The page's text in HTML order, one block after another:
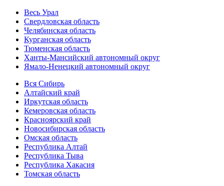
Весь Урал
Свердловская область
Челябинская область
Курганская область
Тюменская область
Ханты-Мансийский автономный округ
Ямало-Ненецкий автономный округ
Вся Сибирь
Алтайский край
Иркутская область
Кемеровская область
Красноярский край
Новосибирская область
Омская область
Республика Алтай
Республика Тыва
Республика Хакасия
Томская область